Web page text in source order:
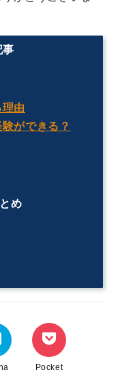
事
由
ができる？
め
Pocket